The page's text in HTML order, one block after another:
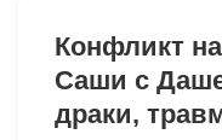
Конфликт
Саши с
драки,